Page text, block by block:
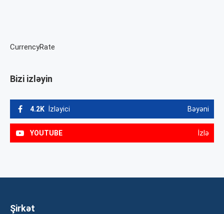
CurrencyRate
Bizi izləyin
4.2K İzləyici Bəyəni
YOUTUBE İzlə
Şirkət